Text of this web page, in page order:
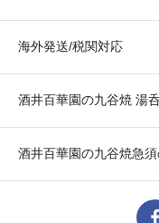
海外発送/税関対応
酒井百華園の九谷焼 湯
酒井百華園の九谷焼急